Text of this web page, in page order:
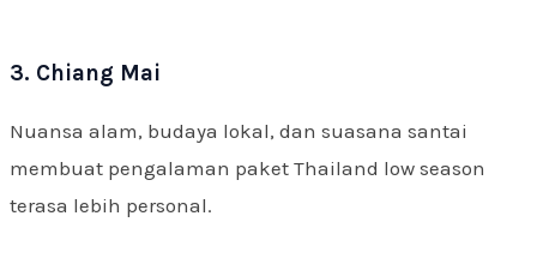
3. Chiang Mai
Nuansa alam, budaya lokal, dan suasana santai
membuat pengalaman paket Thailand low season
terasa lebih personal.